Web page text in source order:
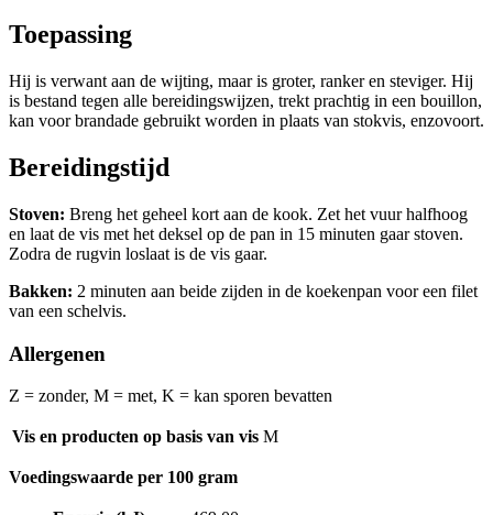
Toepassing
Hij is verwant aan de wijting, maar is groter, ranker en steviger. Hij
is bestand tegen alle bereidingswijzen, trekt prachtig in een bouillon,
kan voor brandade gebruikt worden in plaats van stokvis, enzovoort.
Bereidingstijd
Stoven: Breng het geheel kort aan de kook. Zet het vuur halfhoog
en laat de vis met het deksel op de pan in 15 minuten gaar stoven.
Zodra de rugvin loslaat is de vis gaar.
Bakken: 2 minuten aan beide zijden in de koekenpan voor een filet
van een schelvis.
Allergenen
Z = zonder, M = met, K = kan sporen bevatten
Vis en producten op basis van vis M
Voedingswaarde per 100 gram